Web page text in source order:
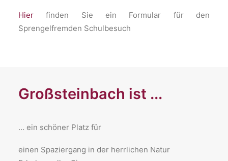
Hier finden Sie ein Formular für den
Sprengelfremden Schulbesuch
Großsteinbach ist ...
… ein schöner Platz für
​einen Spaziergang in der herrlichen Natur